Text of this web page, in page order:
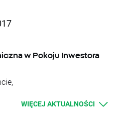
w Pokoju Inwestora
w Pokoju Inwestora, które
WIĘCEJ AKTUALNOŚCI